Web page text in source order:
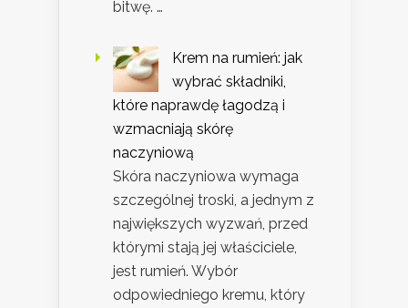
bitwę. …
Krem na rumień: jak
wybrać składniki,
które naprawdę łagodzą i
wzmacniają skórę
naczyniową
Skóra naczyniowa wymaga
szczególnej troski, a jednym z
największych wyzwań, przed
którymi stają jej właściciele,
jest rumień. Wybór
odpowiedniego kremu, który